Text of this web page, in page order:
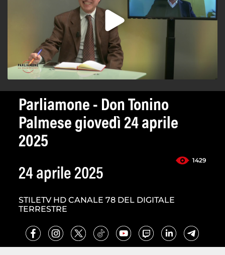
Parliamone - Don Tonino
Palmese giovedì 24 aprile
2025
1429
24 aprile 2025
STILETV HD CANALE 78 DEL DIGITALE
TERRESTRE